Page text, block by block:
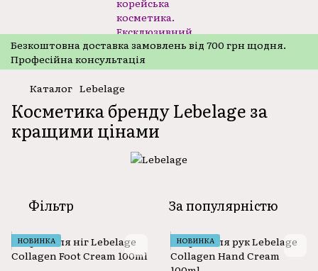
Безкоштовнa доставка замовлень від 700 грн щодня.
Професійна консультація
Каталог Lebelage
Косметика бренду Lebelage за
кращими цінами
Фільтр За популярністю
НОВИНКА НОВИНКА